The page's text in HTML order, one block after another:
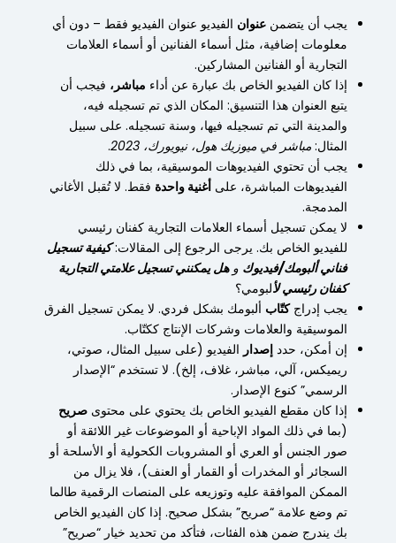
يجب أن يتضمن عنوان الفيديو عنوان الفيديو فقط – دون أي
معلومات إضافية، مثل أسماء الفنانين أو أسماء العلامات
التجارية أو الفنانين المشاركين.
إذا كان الفيديو الخاص بك عبارة عن أداء مباشر، فيجب أن
يتبع العنوان هذا التنسيق: المكان الذي تم تسجيله فيه،
والمدينة التي تم تسجيله فيها، وسنة تسجيله. على سبيل
المثال: مباشر في ميوزيك هول، نيويورك، 2023
.
يجب أن تحتوي الفيديوهات الموسيقية، بما في ذلك
الفيديوهات المباشرة، على أغنية واحدة فقط. لا تُقبل الأغاني
المدمجة.
لا يمكن تسجيل أسماء العلامات التجارية كفنان رئيسي
للفيديو الخاص بك. يرجى الرجوع إلى المقالات:كيفية تسجيل
فناني ألبومك/فيديوك وهل يمكنني تسجيل علامتي التجارية
كفنان رئيسي لألبومي؟
يجب إدراجكتّاب ألبومك بشكل فردي. لا يمكن تسجيل الفرق
الموسيقية والعلامات وشركات الإنتاج ككتّاب.
إن أمكن، حدد إصدار الفيديو (على سبيل المثال، صوتي،
ريميكس، آلي، مباشر، غلاف، إلخ). لا تستخدم “الإصدار
الرسمي” كنوع الإصدار.
إذا كان مقطع الفيديو الخاص بك يحتوي على محتوى صريح
(بما في ذلك المواد الإباحية أو الموضوعات غير اللائقة أو
صور الجنس أو العري أو المشروبات الكحولية أو الأسلحة أو
السجائر أو المخدرات أو القمار أو العنف)، فلا يزال من
الممكن الموافقة عليه وتوزيعه على المنصات الرقمية طالما
تم وضع علامة “صريح” بشكل صحيح. إذا كان الفيديو الخاص
بك يندرج ضمن هذه الفئات، فتأكد من تحديد خيار “صريح”